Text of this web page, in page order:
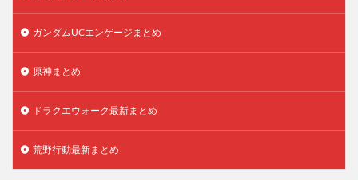
ガンダムUCエンゲージまとめ
原神まとめ
ドラクエウォーク最新まとめ
荒野行動最新まとめ